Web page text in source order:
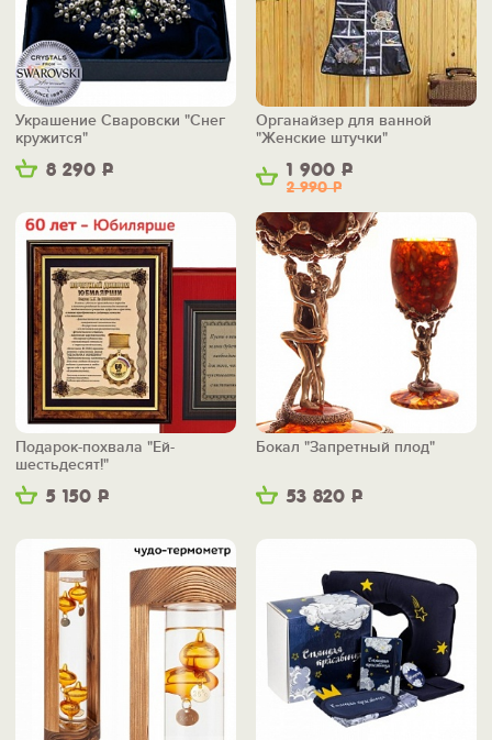
8 290 Р
Украшение Сваровски "Снег
кружится"
1 900 Р
2 990Р
Органайзер для ванной
"Женские штучки"
5 150 Р
Подарок-похвала "Ей-
шестьдесят!"
53 820 Р
Бокал "Запретный плод"